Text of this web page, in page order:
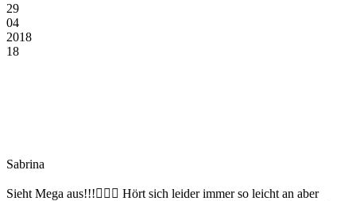
29
04
2018
18
Sabrina
Sieht Mega aus!!!👍🏻💖 Hört sich leider immer so leicht an aber